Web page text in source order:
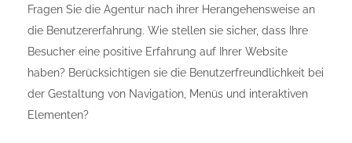
Fragen Sie die Agentur nach ihrer Herangehensweise an
die Benutzererfahrung. Wie stellen sie sicher, dass Ihre
Besucher eine positive Erfahrung auf Ihrer Website
haben? Berücksichtigen sie die Benutzerfreundlichkeit bei
der Gestaltung von Navigation, Menüs und interaktiven
Elementen?